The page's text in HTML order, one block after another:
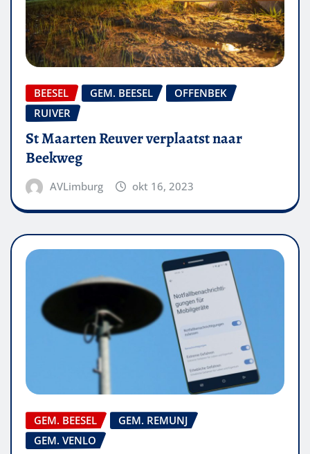
BEESEL GEM. BEESEL
OFFENBEK
RUIVER
St Maarten Reuver verplaatst naar
Beekweg
AVLimburg okt 16, 2023
GEM. BEESEL
GEM. REMUNJ
GEM. VENLO